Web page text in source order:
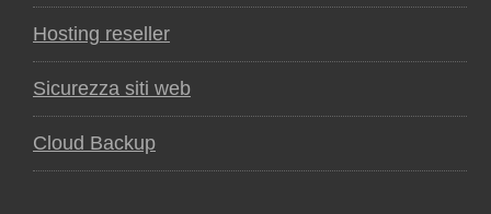
Hosting reseller
Sicurezza siti web
Cloud Backup